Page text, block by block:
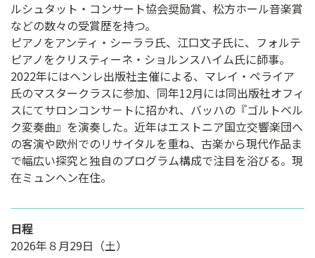
ルシュタット・コンサート協会奨励賞、松方ホール音楽賞
などの数々の受賞歴を持つ。
ピアノをアンティ・シーララ氏、江口文子氏に、フォルテ
ピアノをクリスティーネ・ショルンスハイム氏に師事。
2022年にはヘンレ出版社主催による、マレイ・ペライア
氏のマスタークラスに参加、同年12月には同出版社オフィ
スにてサロンコンサ－トに招かれ、バッハの『ゴルトベル
ク変奏曲』を演奏した。近年はエストニア国立交響楽団へ
の客演や欧州でのリサイタルを重ね、古楽から現代作品ま
で幅広い探究と独自のプログラム構成で注目を浴びる。現
在ミュンヘン在住。
日程
2026年８月29日（土）